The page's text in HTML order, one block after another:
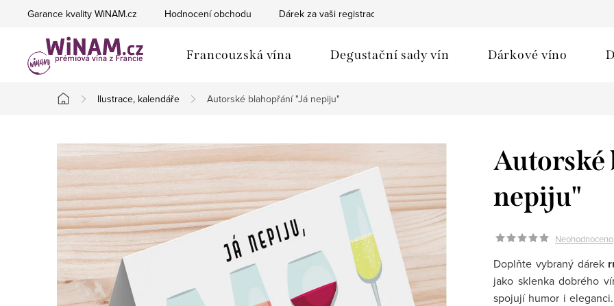
Garance kvality WiNAM.cz Hodnocení obchodu Dárek za vaši registraci
Francouzská vína Degustační sady vín Dárkové víno
Domů
Ilustrace, kalendáře Autorské blahopřání "Já nepiju"
Autorské
nepiju"
Neohodnoceno
Doplňte vybraný dárek
jako sklenka dobrého
spojují humor i